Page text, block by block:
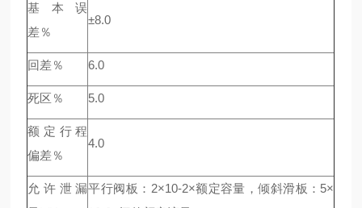
基本误
差％
±8.0
回差％ 6.0
死区％ 5.0
额定行程
偏差％
4.0
允许泄漏平行阀板：2×10-2×额定容量，倾斜滑板：5×